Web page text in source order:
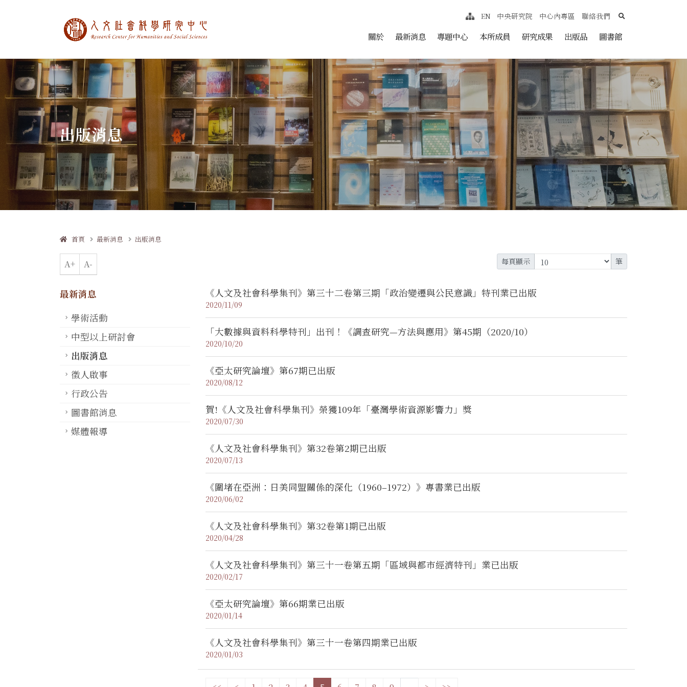
中央研究院人文社會科學研究中心 跳至中央區塊/Main Content
關於 最新消息 專題中心 本所成員 研究成果 出版品 圖書館
網站導覽
EN 中央研究院 中心內專區 聯絡我們 search
出版消息
首頁 最新消息 出版消息
A+ A- 每頁顯示 筆
最新消息
學術活動
中型以上研討會
出版消息
徵人啟事
行政公告
圖書館消息
媒體報導
《人文及社會科學集刊》第三十二卷第三期「政治變遷與公民意識」特刊業已出版
2020/11/09
「大數據與資料科學特刊」出刊！《調查研究—方法與應用》第45期（2020/10）
2020/10/20
《亞太研究論壇》第67期已出版
2020/08/12
賀!《人文及社會科學集刊》榮獲109年「臺灣學術資源影響力」獎
2020/07/30
《人文及社會科學集刊》第32卷第2期已出版
2020/07/13
《圍堵在亞洲：日美同盟關係的深化（1960–1972）》專書業已出版
2020/06/02
《人文及社會科學集刊》第32卷第1期已出版
2020/04/28
《人文及社會科學集刊》第三十一卷第五期「區域與都市經濟特刊」業已出版
2020/02/17
《亞太研究論壇》第66期業已出版
2020/01/14
《人文及社會科學集刊》第三十一卷第四期業已出版
2020/01/03